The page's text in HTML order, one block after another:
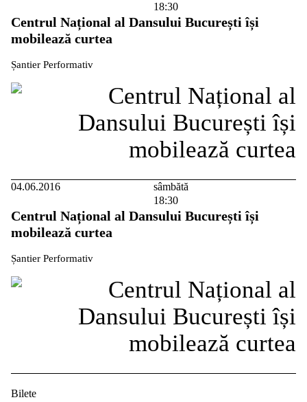
18:30
Centrul Național al Dansului București își
mobilează curtea
Șantier Performativ
04.06.2016
sâmbătă
18:30
Centrul Național al Dansului București își
mobilează curtea
Șantier Performativ
Bilete